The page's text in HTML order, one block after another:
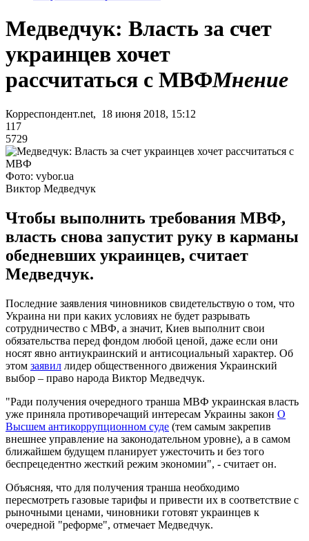
Медведчук: Власть за счет
украинцев хочет
рассчитаться с МВФМнение
Корреспондент.net, 18 июня 2018, 15:12
117
5729
Фото: vybor.ua
Виктор Медведчук
Чтобы выполнить требования МВФ,
власть снова запустит руку в карманы
обедневших украинцев, считает
Медведчук.
Последние заявления чиновников свидетельствую о том, что
Украина ни при каких условиях не будет разрывать
сотрудничество с МВФ, а значит, Киев выполнит свои
обязательства перед фондом любой ценой, даже если они
носят явно антиукраинский и антисоциальный характер. Об
этом заявил лидер общественного движения Украинский
выбор – право народа Виктор Медведчук.
"Ради получения очередного транша МВФ украинская власть
уже приняла противоречащий интересам Украины закон О
Высшем антикоррупционном суде (тем самым закрепив
внешнее управление на законодательном уровне), а в самом
ближайшем будущем планирует ужесточить и без того
беспрецедентно жесткий режим экономии", - считает он.
Объясняя, что для получения транша необходимо
пересмотреть газовые тарифы и привести их в соответствие с
рыночными ценами, чиновники готовят украинцев к
очередной "реформе", отмечает Медведчук.